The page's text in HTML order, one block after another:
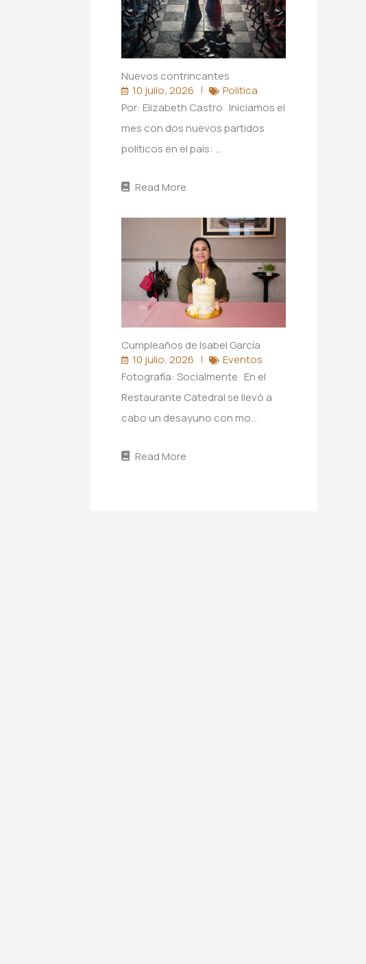
Nuevos contrincantes
10 julio, 2026
Politica
Por: Elizabeth Castro Iniciamos el
mes con dos nuevos partidos
políticos en el país: …
Read More
Cumpleaños de Isabel García
10 julio, 2026
Eventos
Fotografía: Socialmente En el
Restaurante Catedral se llevó a
cabo un desayuno con mo…
Read More